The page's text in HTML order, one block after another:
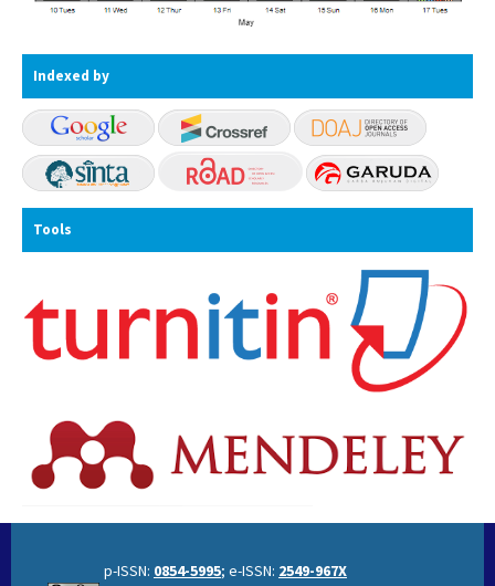
Indexed by
Tools
p-ISSN: 0854-5995; e-ISSN: 2549-967X